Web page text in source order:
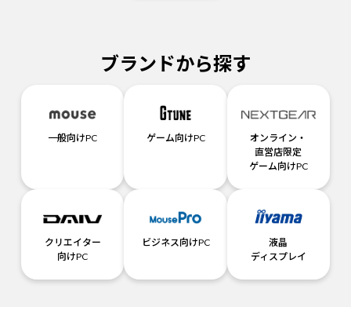
ブランドから探す
一般向けPC ゲーム向けPC
オンライン・
直営店限定
ゲーム向けPC
クリエイター
向けPC
ビジネス向けPC
液晶
ディスプレイ